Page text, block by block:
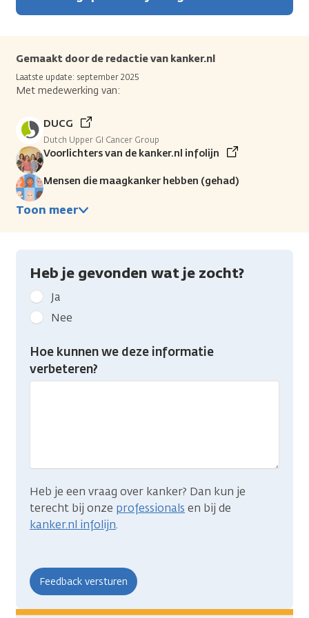
Gemaakt door de redactie van kanker.nl
Laatste update: september 2025
Met medewerking van:
DUCG
Dutch Upper GI Cancer Group
Voorlichters van de kanker.nl infolijn
Mensen die maagkanker hebben (gehad)
Toon meer
Heb je gevonden wat je zocht?
Geef
kanker.nl
feedback:
Heb
gevonden
Ja
Nee
Hoe kunnen we deze informatie
verbeteren?
Heb je een vraag over kanker? Dan kun je
terecht bij onze professionals en bij de
kanker.nl infolijn.